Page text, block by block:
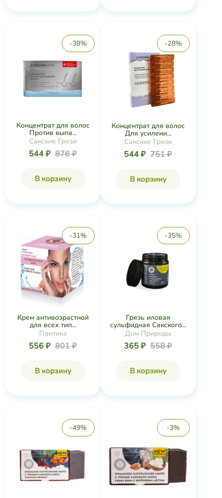
-38%
Концентрат для волос
Против выпа...
Сакские Грязи
544 ₽ 876 ₽
В корзину
-28%
Концентрат для волос
Для усилени...
Сакские Грязи
544 ₽ 751 ₽
В корзину
-31%
Крем антивозрастной
для всех тип...
Пантика
556 ₽ 801 ₽
В корзину
-35%
Грязь иловая
сульфидная Сакского...
Дом Природы
365 ₽ 558 ₽
В корзину
-49% -3%